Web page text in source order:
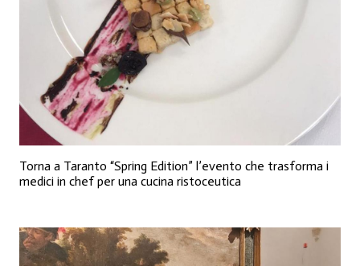
Torna a Taranto “Spring Edition” l’evento che trasforma i
medici in chef per una cucina ristoceutica